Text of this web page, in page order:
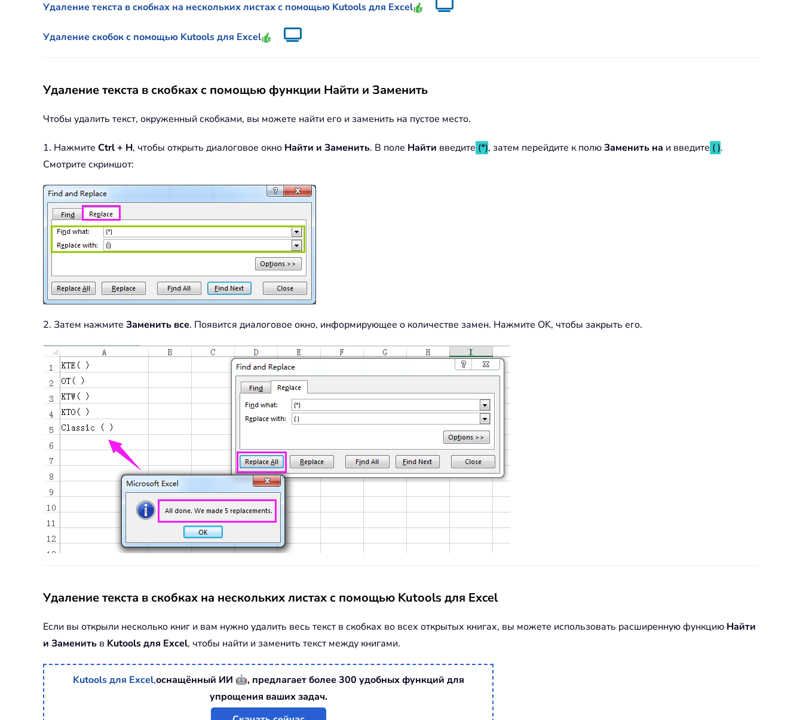
Удаление текста в скобках на нескольких листах с помощью Kutools для Excel
Удаление скобок с помощью Kutools для Excel
Удаление текста в скобках с помощью функции Найти и Заменить
Чтобы удалить текст, окруженный скобками, вы можете найти его и заменить на пустое место.
1. Нажмите Ctrl + H, чтобы открыть диалоговое окно Найти и Заменить. В поле Найти введите (*), затем перейдите к полюЗаменить на и введите ( ).
Смотрите скриншот:
2. Затем нажмите Заменить все. Появится диалоговое окно, информирующее о количестве замен. Нажмите OK, чтобы закрыть его.
Удаление текста в скобках на нескольких листах с помощью Kutools для Excel
Если вы открыли несколько книг и вам нужно удалить весь текст в скобках во всех открытых книгах, вы можете использовать расширенную функцию Найти
и Заменить в Kutools для Excel, чтобы найти и заменить текст между книгами.
Kutools для Excel,оснащённый ИИ 🤖, предлагает более 300 удобных функций для
упрощения ваших задач.